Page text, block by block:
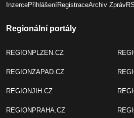
InzercePřihlášeníRegistraceArchiv Zpráv
Regionální portály
REGIONPLZEN.CZ
REGIONZAPAD.CZ
REGIONJIH.CZ
REGIONPRAHA.CZ